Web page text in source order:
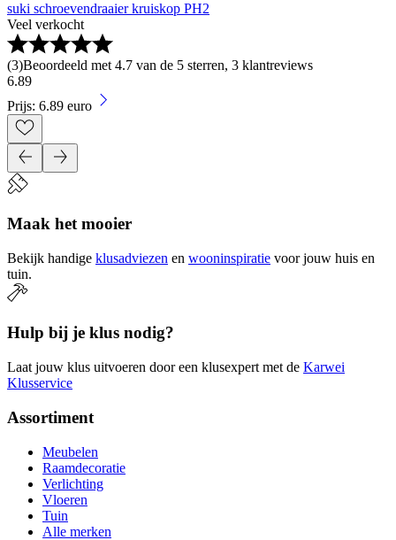
suki schroevendraaier kruiskop PH2
Veel verkocht
(3)Beoordeeld met 4.7 van de 5 sterren, 3 klantreviews
6.89
Prijs: 6.89 euro
Maak het mooier
Bekijk handige klusadviezen en wooninspiratie voor jouw huis en
tuin.
Hulp bij je klus nodig?
Laat jouw klus uitvoeren door een klusexpert met de Karwei
Klusservice
Assortiment
Meubelen
Raamdecoratie
Verlichting
Vloeren
Tuin
Alle merken